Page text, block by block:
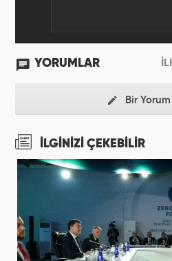
YORUMLAR
Bir Yorum
İLGİNİZİ ÇEKEBİLİR